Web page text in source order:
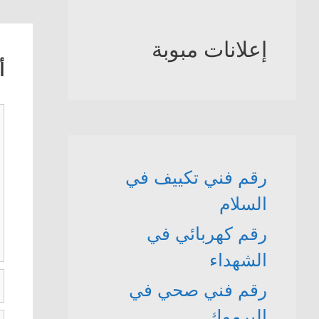
إعلانات مبوبة
رقم فني تكييف في
السلام
رقم كهربائي في
الشهداء
رقم فني صحي في